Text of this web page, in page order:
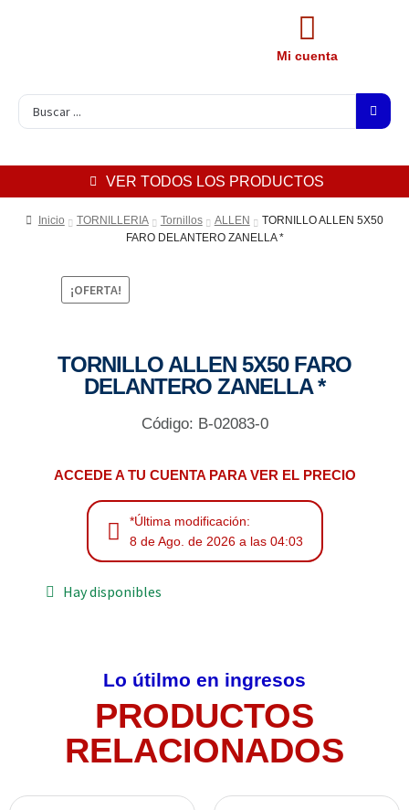
Mi cuenta
VER TODOS LOS PRODUCTOS
Inicio TORNILLERIA Tornillos ALLEN
TORNILLO ALLEN 5X50
FARO DELANTERO ZANELLA *
¡OFERTA!
TORNILLO ALLEN 5X50 FARO
DELANTERO ZANELLA *
Código: B-02083-0
ACCEDE A TU CUENTA PARA VER EL PRECIO
*Última modificación:
8 de Ago. de 2026 a las 04:03
Hay disponibles
Lo útilmo en ingresos
PRODUCTOS
RELACIONADOS